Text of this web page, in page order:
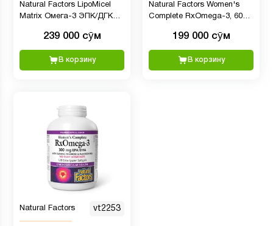
Natural Factors LipoMicel
Matrix Омега-3 ЭПК/ДГК
239 000 сӯм
В корзину
Natural Factors Women's
Complete RxOmega-3, 600
199 000 сӯм
В корзину
Natural Factors vt2253